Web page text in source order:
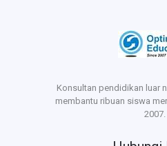
Konsultan pendidikan luar
membantu ribuan siswa
2007.